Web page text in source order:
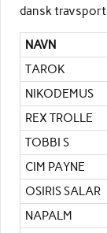
dansk
NAVN
TAROK
NIKODEMUS
REX TROLLE
TOBBI S
CIM PAYNE
OSIRIS SALAR
NAPALM